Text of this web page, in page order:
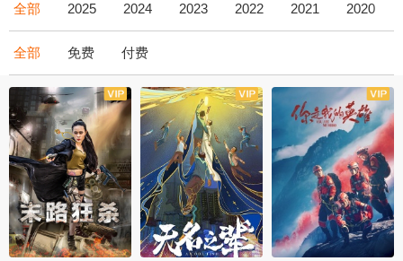
全部 2025 2024 2023 2022 2021 2020
全部 免费 付费